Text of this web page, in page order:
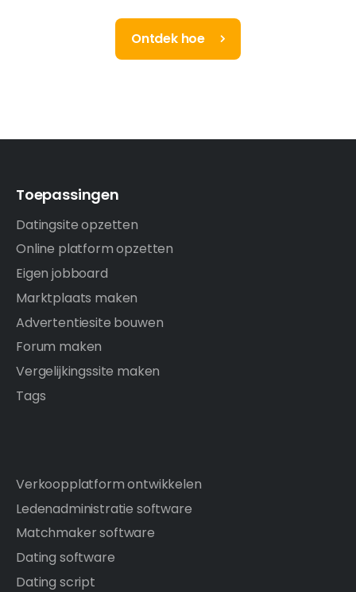
Ontdek hoe
Toepassingen
Datingsite opzetten
Online platform opzetten
Eigen jobboard
Marktplaats maken
Advertentiesite bouwen
Forum maken
Vergelijkingssite maken
Tags
Verkoopplatform ontwikkelen
Ledenadministratie software
Matchmaker software
Dating software
Dating script